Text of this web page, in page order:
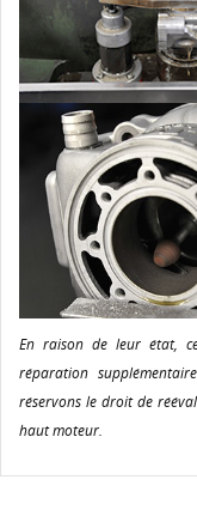
En raison de leur état,
réparation
réservons le droit de
haut moteur.